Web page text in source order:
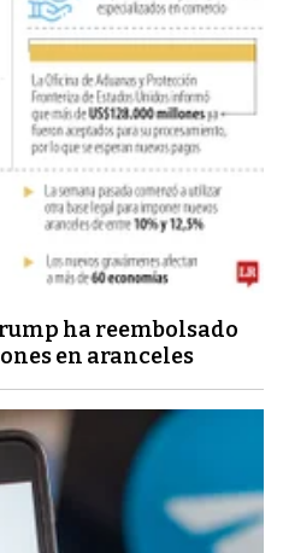
ha reembolsado
en aranceles